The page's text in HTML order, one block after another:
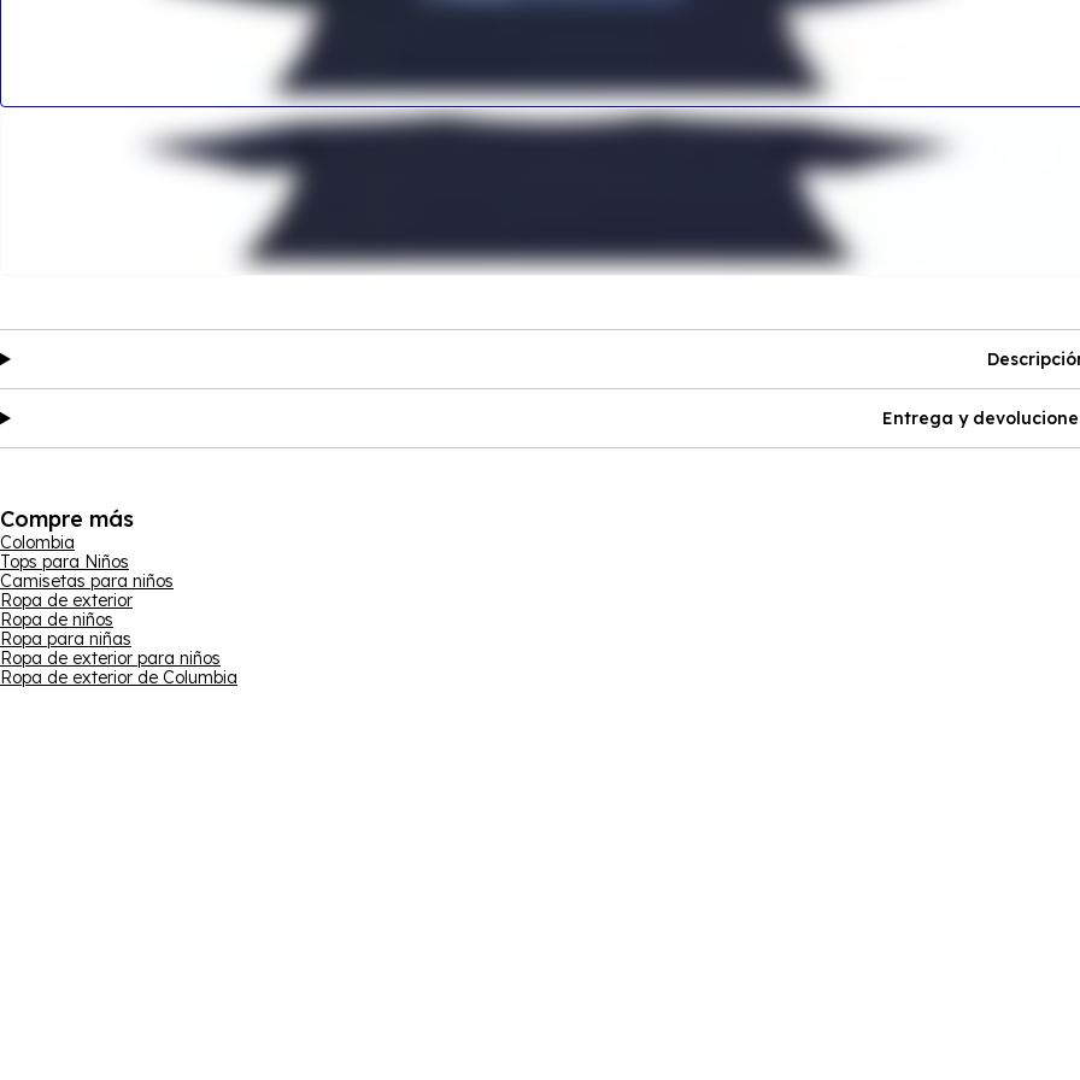
Entrega y
Compre más
Colombia
Tops para Niños
Camisetas para niños
Ropa de exterior
Ropa de niños
Ropa para niñas
Ropa de exterior para niños
Ropa de exterior de Columbia